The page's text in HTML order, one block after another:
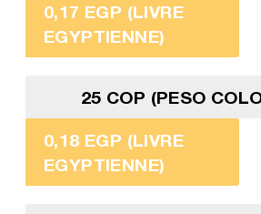
0,17 EGP (LIVRE
EGYPTIENNE)
25 COP (PESO
0,18 EGP (LIVRE
EGYPTIENNE)